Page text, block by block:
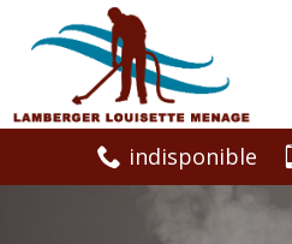
indisponible